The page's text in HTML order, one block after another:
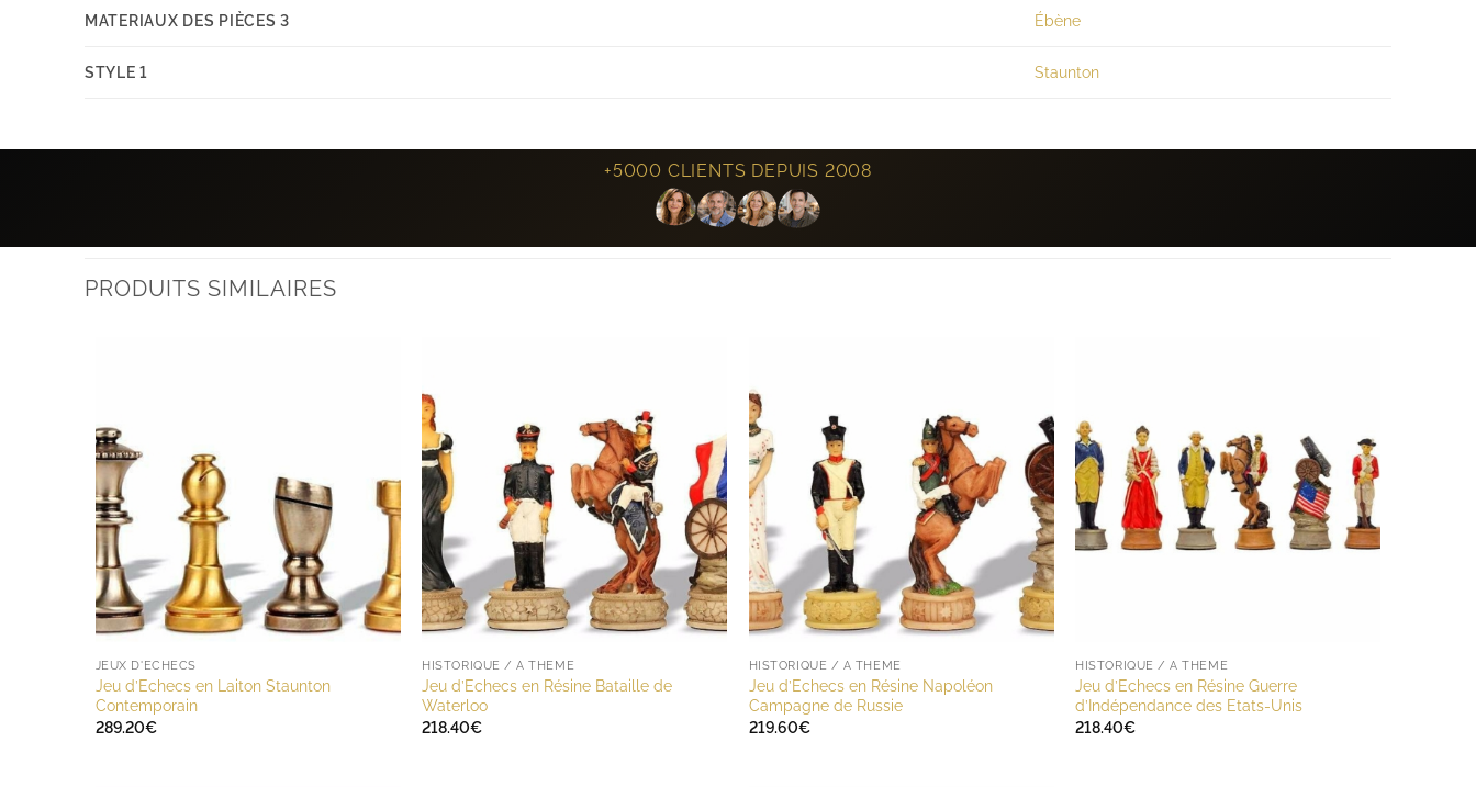
MATERIAUX DES PIÈCES 3 Ébène
STYLE 1 Staunton
+5000 CLIENTS DEPUIS 2008
PRODUITS SIMILAIRES
JEUX D'ECHECS
Jeu d’Echecs en Laiton Staunton
Contemporain
289.20€
HISTORIQUE / A THÈME
Jeu d’Echecs en Résine Bataille de
Waterloo
218.40€
HISTORIQUE / A THÈME
Jeu d’Echecs en Résine Napoléon
Campagne de Russie
219.60€
HISTORIQUE / A THÈME
Jeu d’Echecs en Résine Guerre
d’Indépendance des Etats-Unis
218.40€